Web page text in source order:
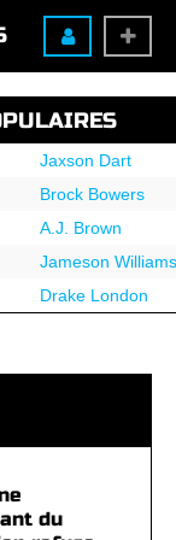
Jaxson Dart
Brock Bowers
A.J. Brown
Jameson
Drake London
du